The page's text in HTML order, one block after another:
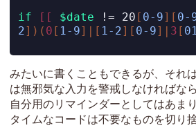
if [[ $date != 20 [ 0- 9][ 0-
2])( 0 [ 1- 9]|[ 1- 2][ 0- 9]| 3 [
みたいに書くこともできるが、それ
は無邪気な入力を警戒しなければな
自分用のリマインダーとしてはあま
タイムなコードは不要なものを切り